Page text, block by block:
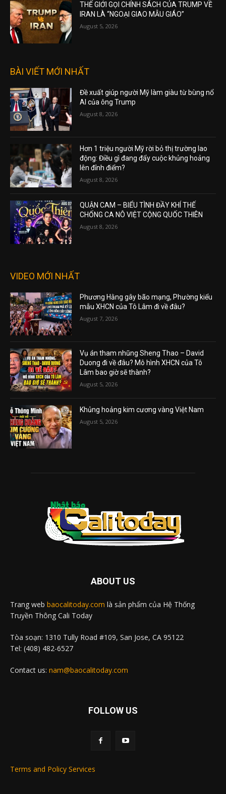
THẾ GIỚI GỌI CHÍNH SÁCH CỦA TRUMP VỀ
IRAN LÀ “NGOẠI GIAO MẪU GIÁO”
August 5, 2026
BÀI VIẾT MỚI NHẤT
Đề xuất giúp người Mỹ làm giàu từ bùng nổ
AI của ông Trump
August 8, 2026
Hơn 1 triệu người Mỹ rời bỏ thị trường lao
động: Điều gì đang đẩy cuộc khủng hoảng
lên đỉnh điểm?
August 8, 2026
QUẬN CAM – BIỂU TÌNH ĐẦY KHÍ THẾ
CHỐNG CA NÔ VIỆT CỘNG QUỐC THIÊN
August 8, 2026
VIDEO MỚI NHẤT
Phương Hằng gây bão mạng, Phường kiểu
mẫu XHCN của Tô Lâm đi về đâu?
August 7, 2026
Vụ án tham nhũng Sheng Thao – David
Duong đi về đâu? Mô hình XHCN của Tô
Lâm bao giờ sẽ thành?
August 5, 2026
Khủng hoảng kim cương vàng Việt Nam
August 5, 2026
ABOUT US
Trang web baocalitoday.com là sản phẩm của Hệ Thống
Truyền Thông Cali Today
Tòa soạn: 1310 Tully Road #109, San Jose, CA 95122
Tel: (408) 482-6527
Contact us: nam@baocalitoday.com
FOLLOW US
Terms and Policy Services